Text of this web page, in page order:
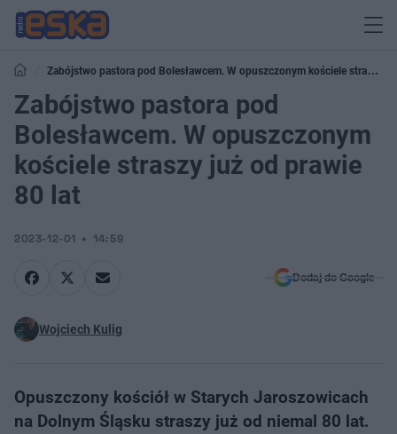
Zabójstwo pastora pod Bolesławcem. W opuszczonym kościele straszy
już od prawie 80 lat
Zabójstwo pastora pod
Bolesławcem. W opuszczonym
kościele straszy już od prawie
80 lat
2023-12-01 14:59
Dodaj do Google
Wojciech Kulig
Opuszczony kościół w Starych Jaroszowicach
na Dolnym Śląsku straszy już od niemal 80 lat.